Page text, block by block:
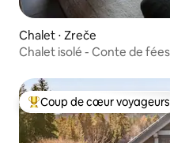
Chalet ⋅ Zreče
Chalet isolé - Conte de
Coups de cœur voyageurs
Coup de cœur voyageurs